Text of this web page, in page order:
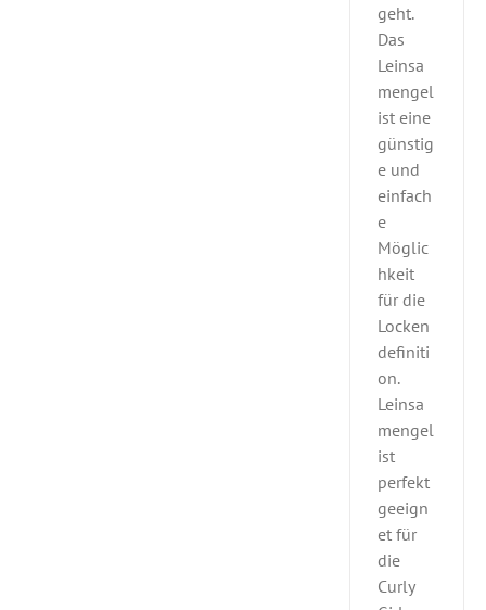
geht.
Das
Leinsa
mengel
ist eine
günstig
e und
einfach
e
Möglic
hkeit
für die
Locken
definiti
on.
Leinsa
mengel
ist
perfekt
geeign
et für
die
Curly